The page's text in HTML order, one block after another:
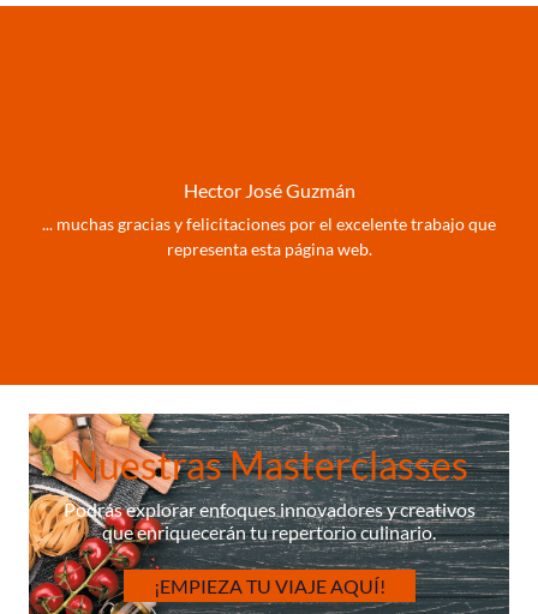
Hector José Guzmán
... muchas gracias y felicitaciones por el excelente trabajo que
representa esta página web.
Nuestras Masterclasses
Podrás explorar enfoques innovadores y creativos
que enriquecerán tu repertorio culinario.
¡EMPIEZA TU VIAJE AQUÍ!